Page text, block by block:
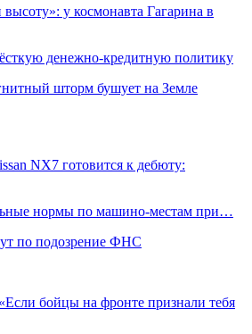
у космонавта Гагарина в
денежно-кредитную политику
шторм бушует на Земле
NX7 готовится к дебюту:
нормы по машино-местам при…
по подозрение ФНС
бойцы на фронте признали тебя